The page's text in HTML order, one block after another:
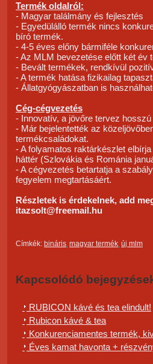
Termék oldalról:
- Magyar találmány és fejlesztés
- Egyedülálló termék nincs
bíró termék.
- 4-5 éves előny bármiféle
- Az MLM bevezetése előtt két év
- Bevált termékek, rendkívül
- A termék hatása fizikailag
- Állatgyógyászatban is
Cég-cégvezetés
- Innovatív, a jövőre tervez
- Már bejelentették az
termékcsaládokat.
- A folyamatos raktárkészlet
háttér (Szlovákia és Románia
- A cégvezetés betartatja a
fegyelem megtartásáért.
Részletek is érdekelnek, add
itazsolt@freemail.hu
Címkék: bináris magyar termék új mlm
Kapcsolódó
RUBICON kávé és tea elindult!
Rubicon kávé & tea
Konkurenciamentes termék,
Éves kamat havonta +